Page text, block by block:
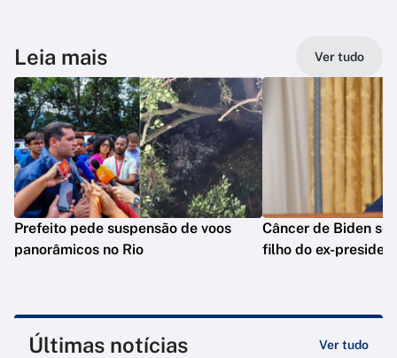
Leia mais Ver tudo
Prefeito pede suspensão de voos
panorâmicos no Rio
Câncer de Biden se
filho do ex-
Últimas notícias Ver tudo